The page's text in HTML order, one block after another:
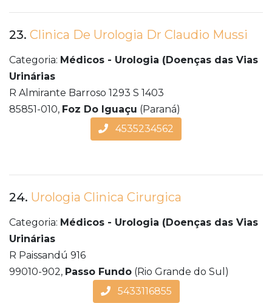
23. Clinica De Urologia Dr Claudio Mussi
Categoria: Médicos - Urologia (Doenças das Vias
Urinárias
R Almirante Barroso 1293 S 1403
85851-010, Foz Do Iguaçu (Paraná)
4535234562
24. Urologia Clinica Cirurgica
Categoria: Médicos - Urologia (Doenças das Vias
Urinárias
R Paissandú 916
99010-902, Passo Fundo (Rio Grande do Sul)
5433116855